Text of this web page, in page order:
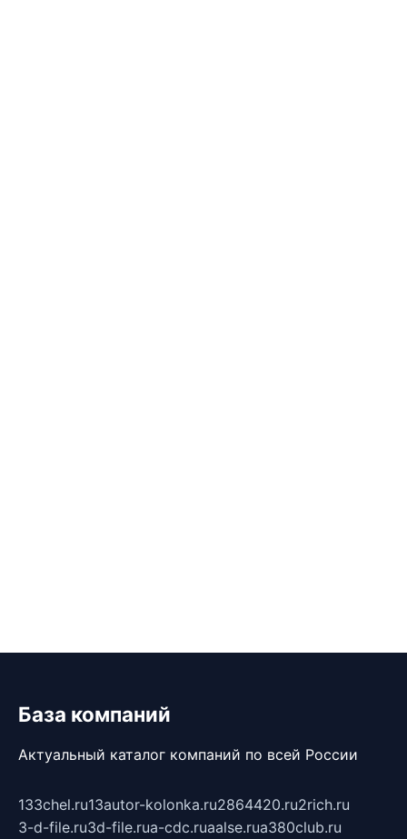
База компаний
Актуальный каталог компаний по всей России
133chel.ru13autor-kolonka.ru2864420.ru2rich.ru
3-d-file.ru3d-file.rua-cdc.ruaalse.rua380club.ru